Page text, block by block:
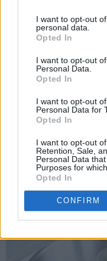
I want to opt-out
personal data.
Opted In
I want to opt-out
Personal Data.
Opted In
I want to opt-out
Personal Data for
Opted In
I want to opt-out
Retention, Sale,
Personal Data
Purposes for
Opted In
CONFIRM
Til sjokoladekremen
Pisk inn
inn kakao og